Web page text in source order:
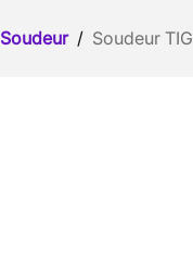
Soudeur / Soudeur TIG